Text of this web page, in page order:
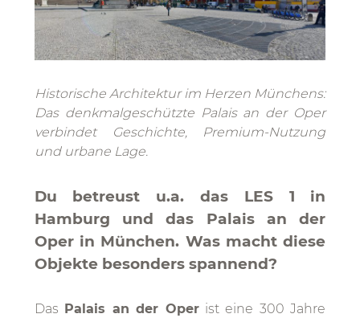
Historische Architektur im Herzen Münchens:
Das denkmalgeschützte Palais an der Oper
verbindet Geschichte, Premium-Nutzung
und urbane Lage.
Du betreust u.a. das LES 1 in
Hamburg und das Palais an der
Oper in München. Was macht diese
Objekte besonders spannend?
Das Palais an der Operist eine 300 Jahre